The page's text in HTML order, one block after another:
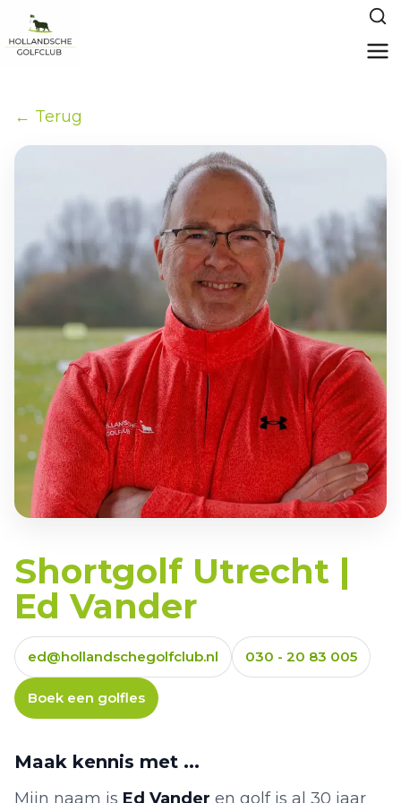
← Terug
Shortgolf Utrecht |
Ed Vander
ed@hollandschegolfclub.nl 030 - 20 83 005
Boek een golfles
Maak kennis met ...
Mijn naam is Ed Vander en golf is al 30 jaar